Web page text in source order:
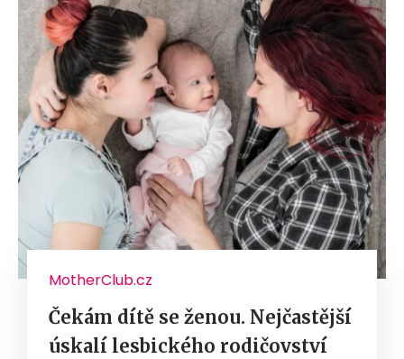
MotherClub.cz
Čekám dítě se ženou. Nejčastější
úskalí lesbického rodičovství